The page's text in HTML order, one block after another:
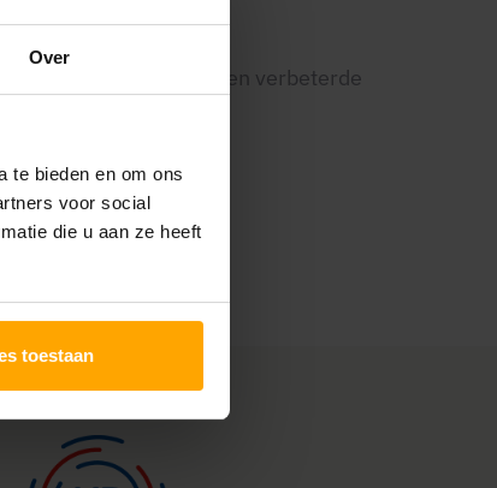
Over
te bieden en om ons
voor social
die u aan ze heeft
toestaan
van nieuwe en verbeterde
bij